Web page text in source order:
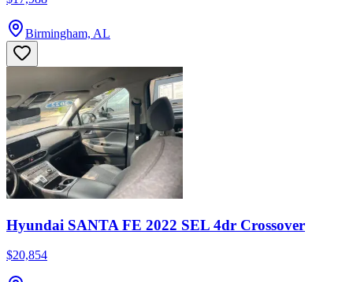
Birmingham, AL
Hyundai SANTA FE 2022 SEL 4dr Crossover
$20,854